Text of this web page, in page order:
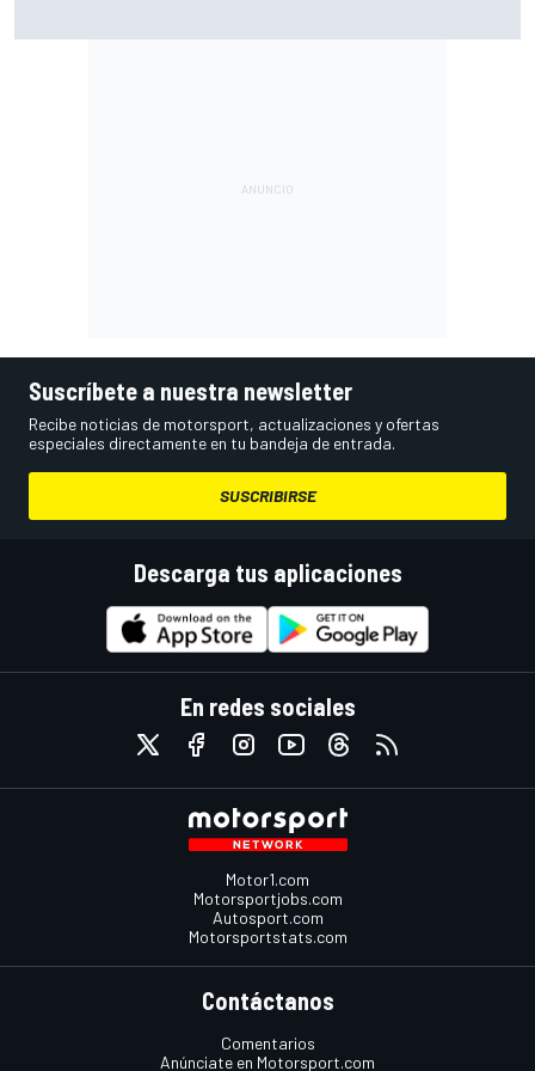
Suscríbete a nuestra newsletter
Recibe noticias de motorsport, actualizaciones y ofertas
especiales directamente en tu bandeja de entrada.
SUSCRIBIRSE
Descarga tus aplicaciones
En redes sociales
Motor1.com
Motorsportjobs.com
Autosport.com
Motorsportstats.com
Contáctanos
Comentarios
Anúnciate en Motorsport.com